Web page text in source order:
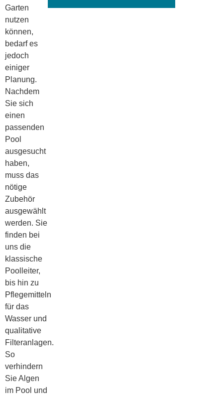
Garten
nutzen
können,
bedarf es
jedoch
einiger
Planung.
Nachdem
Sie sich
einen
passenden
Pool
ausgesucht
haben,
muss das
nötige
Zubehör
ausgewählt
werden. Sie
finden bei
uns die
klassische
Poolleiter,
bis hin zu
Pflegemitteln
für das
Wasser und
qualitative
Filteranlagen.
So
verhindern
Sie Algen
im Pool und